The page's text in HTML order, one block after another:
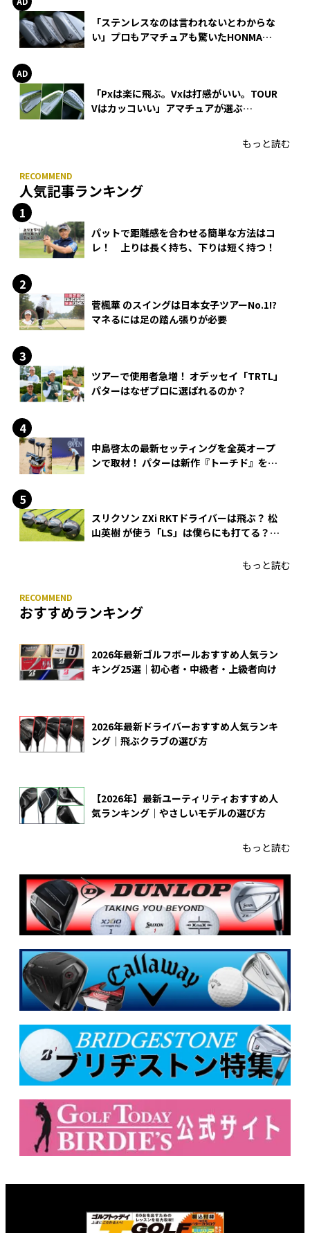
「ステンレスなのは言われないとわからな
い」プロもアマチュアも驚いたHONMA
「Pxは楽に飛ぶ。Vxは打感がいい。TOUR
Vはカッコいい」アマチュアが選ぶ
もっと読む
人気記事ランキング
パットで距離感を合わせる簡単な方法はコ
レ！ 上りは長く持ち、下りは短く持つ！
菅楓華 のスイングは日本女子ツアーNo.1!?
マネるには足の踏ん張りが必要
ツアーで使用者急増！ オデッセイ「TRTL」
パターはなぜプロに選ばれるのか？
中島啓太の最新セッティングを全英オープ
ンで取材！ パターは新作『トーチド』を投
スリクソン ZXi RKTドライバーは飛ぶ？ 松
山英樹 が使う「LS」は僕らにも打てる？
もっと読む
おすすめランキング
2026年最新ゴルフボールおすすめ人気ラン
キング25選｜初心者・中級者・上級者向け
2026年最新ドライバーおすすめ人気ランキ
ング｜飛ぶクラブの選び方
【2026年】最新ユーティリティおすすめ人
気ランキング｜やさしいモデルの選び方
もっと読む